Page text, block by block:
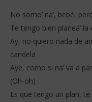
No somo’ na’, bebé,
Te tengo bien planeá’
Ay, no quiero nada de
candela
Aye, como si na’ va a
(Oh-oh)
Es que tengo un plan,